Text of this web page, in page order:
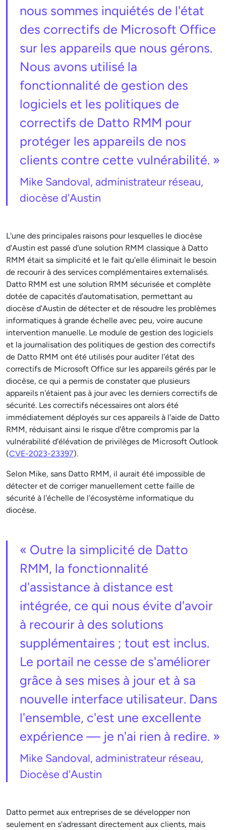
nous sommes inquiétés de l'état
des correctifs de Microsoft Office
sur les appareils que nous gérons.
Nous avons utilisé la
fonctionnalité de gestion des
logiciels et les politiques de
correctifs de Datto RMM pour
protéger les appareils de nos
clients contre cette vulnérabilité. »
Mike Sandoval, administrateur réseau,
diocèse d'Austin
L'une des principales raisons pour lesquelles le diocèse
d'Austin est passé d'une solution RMM classique à Datto
RMM était sa simplicité et le fait qu'elle éliminait le besoin
de recourir à des services complémentaires externalisés.
Datto RMM est une solution RMM sécurisée et complète
dotée de capacités d'automatisation, permettant au
diocèse d'Austin de détecter et de résoudre les problèmes
informatiques à grande échelle avec peu, voire aucune
intervention manuelle. Le module de gestion des logiciels
et la journalisation des politiques de gestion des correctifs
de Datto RMM ont été utilisés pour auditer l'état des
correctifs de Microsoft Office sur les appareils gérés par le
diocèse, ce qui a permis de constater que plusieurs
appareils n'étaient pas à jour avec les derniers correctifs de
sécurité. Les correctifs nécessaires ont alors été
immédiatement déployés sur ces appareils à l'aide de Datto
RMM, réduisant ainsi le risque d'être compromis par la
vulnérabilité d'élévation de privilèges de Microsoft Outlook
(CVE-2023-23397).
Selon Mike, sans Datto RMM, il aurait été impossible de
détecter et de corriger manuellement cette faille de
sécurité à l'échelle de l'écosystème informatique du
diocèse.
« Outre la simplicité de Datto
RMM, la fonctionnalité
d'assistance à distance est
intégrée, ce qui nous évite d'avoir
à recourir à des solutions
supplémentaires ; tout est inclus.
Le portail ne cesse de s'améliorer
grâce à ses mises à jour et à sa
nouvelle interface utilisateur. Dans
l'ensemble, c'est une excellente
expérience — je n'ai rien à redire. »
Mike Sandoval, administrateur réseau,
Diocèse d'Austin
Datto permet aux entreprises de se développer non
seulement en s'adressant directement aux clients, mais